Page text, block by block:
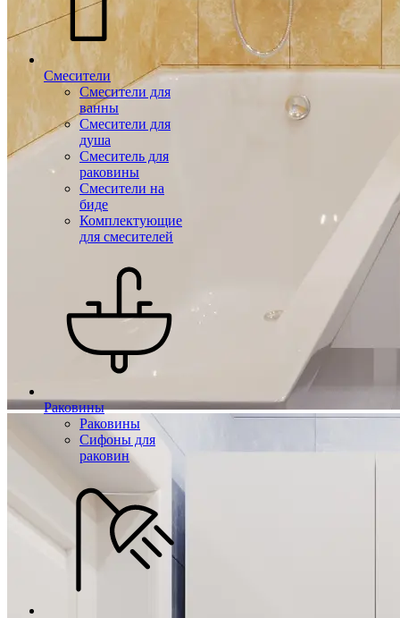
Смесители
Смесители для
ванны
Смесители для
душа
Смеситель для
раковины
Смесители на
биде
Комплектующие
для смесителей
Раковины
Раковины
Сифоны для
раковин